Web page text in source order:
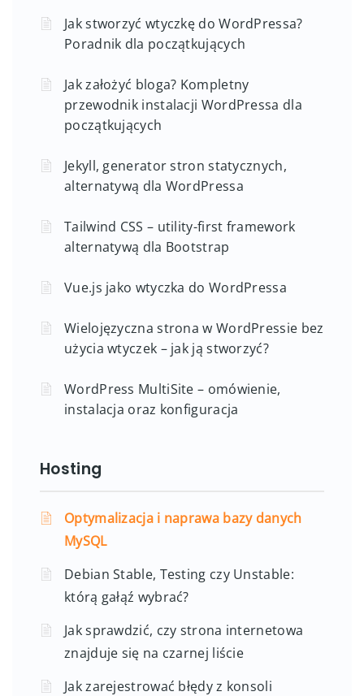
Jak stworzyć wtyczkę do WordPressa?
Poradnik dla początkujących
Jak założyć bloga? Kompletny
przewodnik instalacji WordPressa dla
początkujących
Jekyll, generator stron statycznych,
alternatywą dla WordPressa
Tailwind CSS – utility-first framework
alternatywą dla Bootstrap
Vue.js jako wtyczka do WordPressa
Wielojęzyczna strona w WordPressie bez
użycia wtyczek – jak ją stworzyć?
WordPress MultiSite – omówienie,
instalacja oraz konfiguracja
Hosting
Optymalizacja i naprawa bazy danych
MySQL
Debian Stable, Testing czy Unstable:
którą gałąź wybrać?
Jak sprawdzić, czy strona internetowa
znajduje się na czarnej liście
Jak zarejestrować błędy z konsoli